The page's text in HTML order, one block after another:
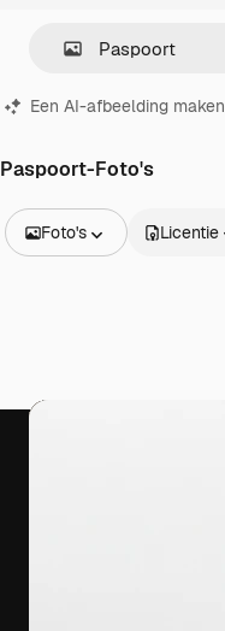
Een AI-afbeelding maken
Paspoort-Foto's
Foto's
Video's
Licentie
Het
creëren.
onder